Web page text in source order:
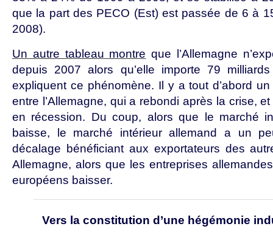
que la part des PECO (Est) est passée de 6 à
2008).
Un autre tableau montre que l’Allemagne
depuis 2007 alors qu’elle importe 79
expliquent ce phénomène. Il y a tout d’abord
entre l’Allemagne, qui a rebondi après la crise,
en récession. Du coup, alors que le marché
baisse, le marché intérieur allemand a un
décalage bénéficiant aux exportateurs des
Allemagne, alors que les entreprises
européens baisser.
Vers la constitution d’une hégémonie